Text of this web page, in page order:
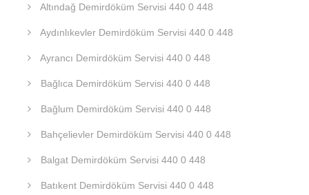
Altındağ Demirdöküm Servisi 440 0 448
Aydınlıkevler Demirdöküm Servisi 440 0 448
Ayrancı Demirdöküm Servisi 440 0 448
Bağlıca Demirdöküm Servisi 440 0 448
Bağlum Demirdöküm Servisi 440 0 448
Bahçelievler Demirdöküm Servisi 440 0 448
Balgat Demirdöküm Servisi 440 0 448
Batıkent Demirdöküm Servisi 440 0 448